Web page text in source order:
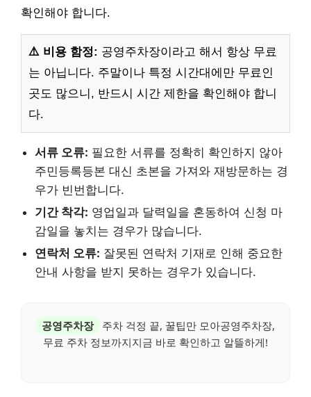
확인해야 합니다.
⚠️ 비용 함정: 공영주차장이라고 해서 항상 무료
는 아닙니다. 주말이나 특정 시간대에만 무료인
곳도 많으니, 반드시 시간 제한을 확인해야 합니
다.
서류 오류: 필요한 서류를 정확히 확인하지 않아
주민등록등본 대신 초본을 가져와 재방문하는 경
우가 빈번합니다.
기간 착각: 영업일과 달력일을 혼동하여 신청 마
감일을 놓치는 경우가 많습니다.
연락처 오류: 잘못된 연락처 기재로 인해 중요한
안내 사항을 받지 못하는 경우가 있습니다.
공영주차장
주차 걱정 끝, 꿀팁만 모아공영주차장,
무료 주차 정보까지지금 바로 확인하고 알뜰하게!